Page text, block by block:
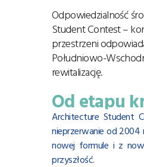
Odpowiedzialność
Student Contest –
przestrzeni
Południowo-
rewitalizację.
Od etapu
Architecture Student
nieprzerwanie od 2004
nowej formule i z
przyszłość.